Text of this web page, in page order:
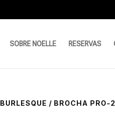
SOBRE NOELLE RESERVAS
BURLESQUE / BROCHA PRO-